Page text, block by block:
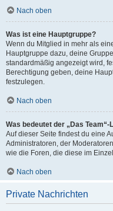
Nach oben
Was ist eine Hauptgruppe?
Wenn du Mitglied in mehr als
Hauptgruppe dazu, deine
standardmäßig angezeigt wird,
Berechtigung geben, deine
festzulegen.
Nach oben
Was bedeutet der „Das
Auf dieser Seite findest du eine
Administratoren, der
wie die Foren, die diese im
Nach oben
Private Nachrichten